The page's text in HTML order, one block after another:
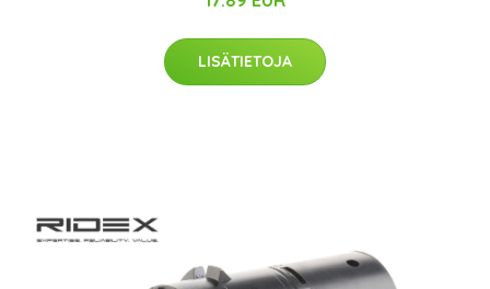
LISÄTIETOJA